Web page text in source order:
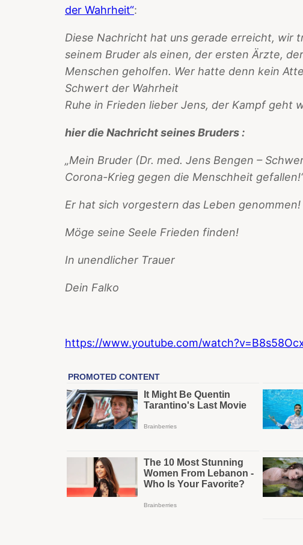
der Wahrheit“:
Diese Nachricht hat uns gerade erreicht, wir
seinem Bruder als einen, der ersten Ärzte,
Menschen geholfen. Wer hatte denn kein
Schwert der Wahrheit
Ruhe in Frieden lieber Jens, der Kampf geht
hier die Nachricht seines Bruders :
„Mein Bruder (Dr. med. Jens Bengen –
Corona-Krieg gegen die Menschheit
Er hat sich vorgestern das Leben genommen!
Möge seine Seele Frieden finden!
In unendlicher Trauer
Dein Falko
https://www.youtube.com/